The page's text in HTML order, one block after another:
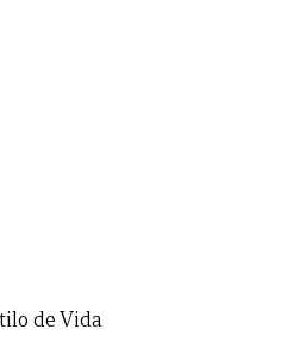
de Vida